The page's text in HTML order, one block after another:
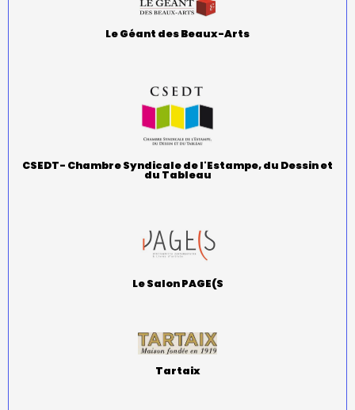
Le Géant des Beaux-Arts
CSEDT- Chambre Syndicale de l'Estampe, du Dessin et
du Tableau
Le Salon PAGE(S
Tartaix